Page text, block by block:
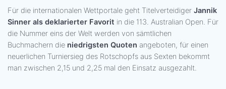
Für die internationalen Wettportale geht Titelverteidiger Jannik
Sinner als deklarierter Favorit in die 113. Australian Open. Für
die Nummer eins der Welt werden von sämtlichen
Buchmachern die niedrigsten Quoten angeboten, für einen
neuerlichen Turniersieg des Rotschopfs aus Sexten bekommt
man zwischen 2,15 und 2,25 mal den Einsatz ausgezahlt.